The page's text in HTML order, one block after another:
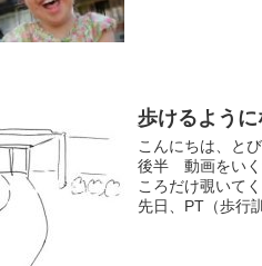
歩けるよう
こんにちは、と
後半 動画をいく
ころだけ覗いて
先日、PT（歩行